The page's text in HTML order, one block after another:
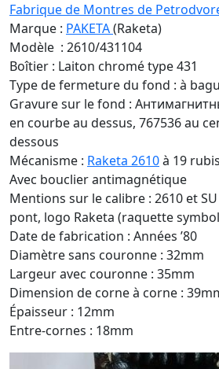
Fabrique de Montres de
Marque : PAKETA(Raketa)
Modèle : 2610/431104
Boîtier : Laiton chromé type 431
Type de fermeture du fond : à
Gravure sur le fond :
en courbe au dessus, 767536 au
dessous
Mécanisme : Raketa 2610à 19 rubis
Avec bouclier antimagnétique
Mentions sur le calibre : 2610 et
pont, logo Raketa (raquette
Date de fabrication : Années ’80
Diamètre sans couronne : 32mm
Largeur avec couronne : 35mm
Dimension de corne à corne :
Épaisseur : 12mm
Entre-cornes : 18mm